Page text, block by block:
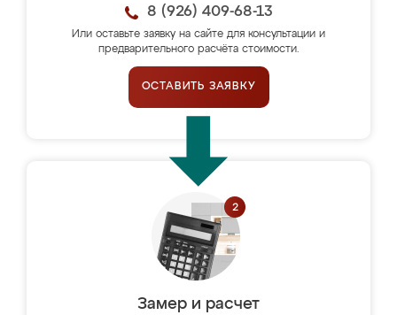
8 (926) 409-68-13
Или оставьте заявку на сайте для консультации и
предварительного расчёта стоимости.
ОСТАВИТЬ ЗАЯВКУ
Замер и расчет